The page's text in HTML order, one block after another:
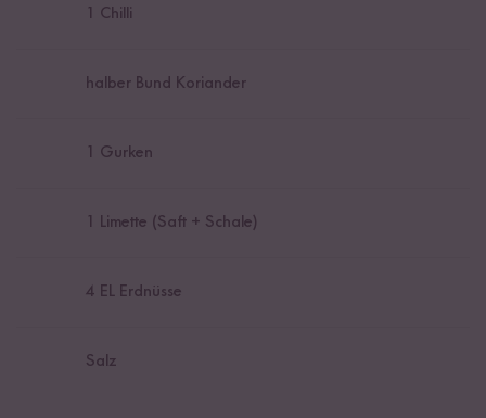
1 Chilli
halber Bund Koriander
1 Gurken
1 Limette (Saft + Schale)
4 EL Erdnüsse
Salz